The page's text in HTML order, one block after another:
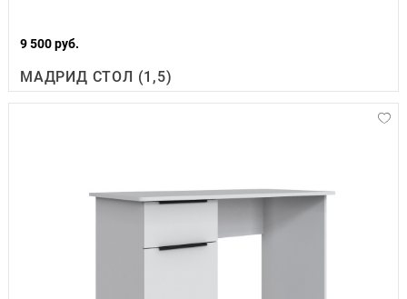
9 500 руб.
МАДРИД СТОЛ (1,5)